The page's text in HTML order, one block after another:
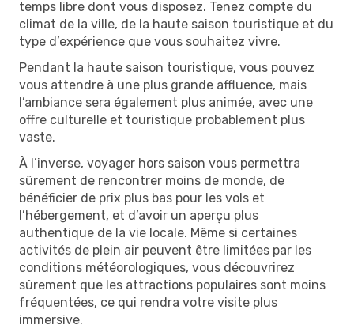
temps libre dont vous disposez. Tenez compte du
climat de la ville, de la haute saison touristique et du
type d’expérience que vous souhaitez vivre.
Pendant la haute saison touristique, vous pouvez
vous attendre à une plus grande affluence, mais
l’ambiance sera également plus animée, avec une
offre culturelle et touristique probablement plus
vaste.
À l’inverse, voyager hors saison vous permettra
sûrement de rencontrer moins de monde, de
bénéficier de prix plus bas pour les vols et
l’hébergement, et d’avoir un aperçu plus
authentique de la vie locale. Même si certaines
activités de plein air peuvent être limitées par les
conditions météorologiques, vous découvrirez
sûrement que les attractions populaires sont moins
fréquentées, ce qui rendra votre visite plus
immersive.